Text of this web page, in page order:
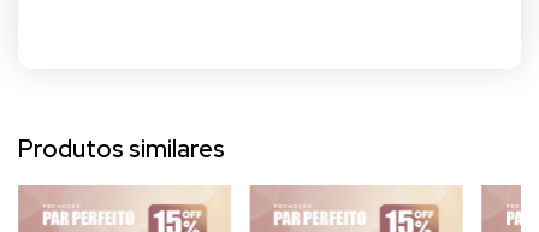
Produtos similares